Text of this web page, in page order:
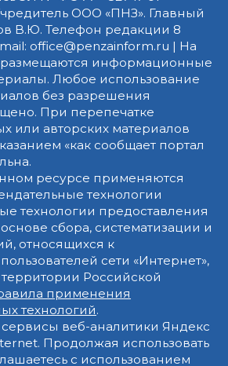
ООО «ПНЗ». Главный
В.Ю. Телефон редакции 8
office@penzainform.ru | На
размещаются информационные
Любое использование
без разрешения
При перепечатке
или авторских материалов
«как сообщает портал
ресурсе применяются
технологии
технологии предоставления
сбора, систематизации и
относящихся к
сети «Интернет»,
Российской
применения
технологий.
сервисы веб-аналитики Яндекс
Продолжая использовать
с использованием